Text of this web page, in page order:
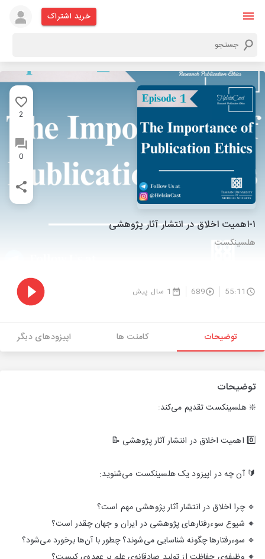
خرید اشتراک
2
0
۱-اهمیت اخلاق در انتشار آثار پژوهشی
هلسینکست
55:11
689 1 سال پیش
توضیحات کامنت ها اپیزودهای دیگر
توضیحات
❇️ هلسینکست تقدیم می‌کند:
0️⃣ اهمیت اخلاق در انتشار آثار پژوهشی 📝
🔰 آن چه در اپیزود یک هلسینکست می‌شنوید:
🔹 چرا اخلاق در انتشار آثار پژوهشی مهم است؟
🔸 شیوع سوءرفتارهای پژوهشی در ایران و جهان چقدر است؟
🔹 سوءرفتارها چگونه شناسایی می‌شوند؟ چطور با آن‌ها برخورد می‌شود؟